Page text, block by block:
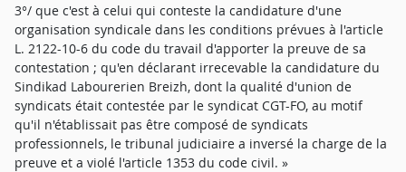
3°/ que c'est à celui qui conteste la candidature d'une
organisation syndicale dans les conditions prévues à l'article
L. 2122-10-6 du code du travail d'apporter la preuve de sa
contestation ; qu'en déclarant irrecevable la candidature du
Sindikad Labourerien Breizh, dont la qualité d'union de
syndicats était contestée par le syndicat CGT-FO, au motif
qu'il n'établissait pas être composé de syndicats
professionnels, le tribunal judiciaire a inversé la charge de la
preuve et a violé l'article 1353 du code civil. »